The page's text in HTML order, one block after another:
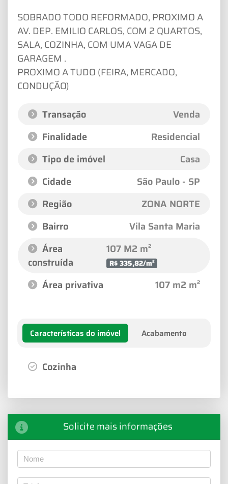
SOBRADO TODO REFORMADO, PROXIMO A
AV. DEP. EMILIO CARLOS, COM 2 QUARTOS,
SALA, COZINHA, COM UMA VAGA DE
GARAGEM .
PROXIMO A TUDO (FEIRA, MERCADO,
CONDUÇÃO)
Transação
Venda
Finalidade
Residencial
Tipo de imóvel
Casa
Cidade
São Paulo - SP
Região
ZONA NORTE
Bairro
Vila Santa Maria
Área
construída
107 M2 m²
R$ 335,82/m²
Área privativa 107 m2 m²
Características do imóvel Acabamento
Cozinha
Solicite mais informações